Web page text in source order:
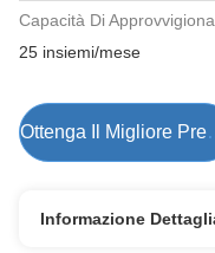
Capacità Di
25 insiemi/mese
Informazione